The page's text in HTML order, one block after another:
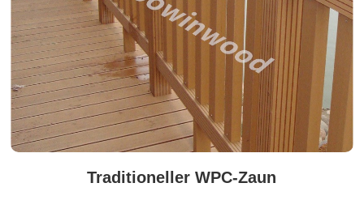
Traditioneller WPC-Zaun